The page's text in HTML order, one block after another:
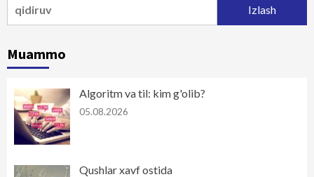
Muammo
Algoritm va til: kim g'olib?
05.08.2026
Qushlar xavf ostida